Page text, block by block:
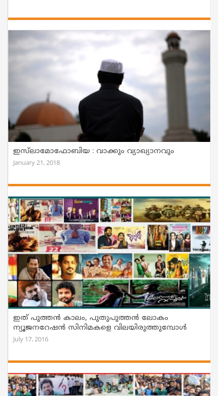
ഇസ്‌ലാമോഫോബിയ : വാക്കും വ്യാഖ്യാനവും
January 21, 2018
ഇത് പുത്തന്‍ കാലം, പുതുപുത്തന്‍ ലോകം
ന്യൂജനറേഷന്‍ സിനിമകളെ വിലയിരുത്തുമ്പോള്‍
July 17, 2016